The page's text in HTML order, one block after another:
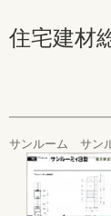
住宅建材
サンルーム サン